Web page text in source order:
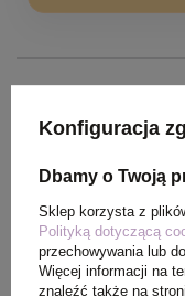
SPECYFIKACJA
Kolor
Materiał
Konfiguracja
Dbamy o Twoją
Sklep korzysta z
Polityką dotyczącą
przechowywania lub
Więcej informacji na
znaleźć także na